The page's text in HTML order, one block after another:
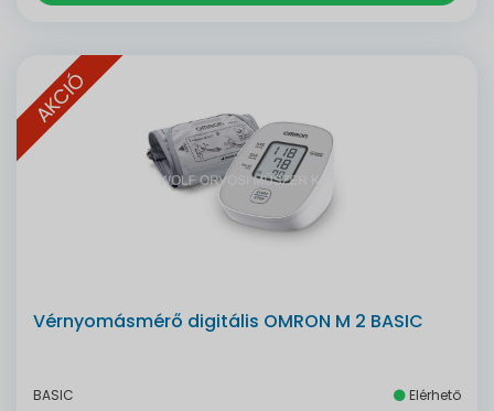
AKCIÓ
Vérnyomásmérő digitális OMRON M 2 BASIC
BASIC Elérhető